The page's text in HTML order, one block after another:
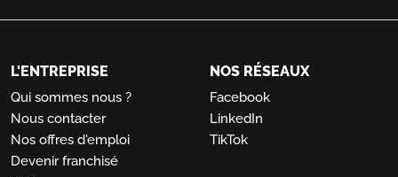
L'ENTREPRISE
Qui sommes nous ?
Nous contacter
Nos offres d'emploi
Devenir franchisé
NOS RÉSEAUX
Facebook
LinkedIn
TikTok